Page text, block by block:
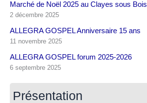
Marché de Noël 2025 au Clayes sous Bois
2 décembre 2025
ALLEGRA GOSPEL Anniversaire 15 ans
11 novembre 2025
ALLEGRA GOSPEL forum 2025-2026
6 septembre 2025
Présentation